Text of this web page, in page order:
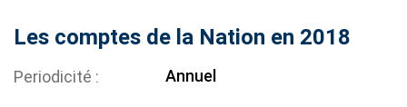
Les comptes de la Nation en 2018
Periodicité Annuel